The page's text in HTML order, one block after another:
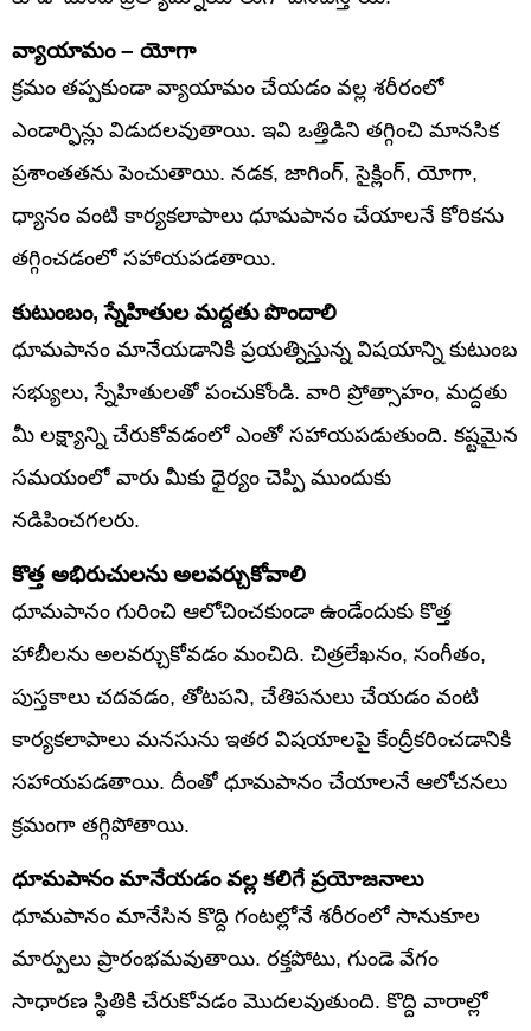
వ్యాయామం – యోగా
క్రమం తప్పకుండా వ్యాయామం చేయడం వల్ల శరీరంలో
ఎండార్ఫిన్లు విడుదలవుతాయి. ఇవి ఒత్తిడిని తగ్గించి మానసిక
ప్రశాంతతను పెంచుతాయి. నడక, జాగింగ్, సైక్లింగ్, యోగా,
ధ్యానం వంటి కార్యకలాపాలు ధూమపానం చేయాలనే కోరికను
తగ్గించడంలో సహాయపడతాయి.
కుటుంబం, స్నేహితుల మద్దతు పొందాలి
ధూమపానం మానేయడానికి ప్రయత్నిస్తున్న విషయాన్ని కుటుంబ
సభ్యులు, స్నేహితులతో పంచుకోండి. వారి ప్రోత్సాహం, మద్దతు
మీ లక్ష్యాన్ని చేరుకోవడంలో ఎంతో సహాయపడుతుంది. కష్టమైన
సమయంలో వారు మీకు ధైర్యం చెప్పి ముందుకు
నడిపించగలరు.
కొత్త అభిరుచులను అలవర్చుకోవాలి
ధూమపానం గురించి ఆలోచించకుండా ఉండేందుకు కొత్త
హాబీలను అలవర్చుకోవడం మంచిది. చిత్రలేఖనం, సంగీతం,
పుస్తకాలు చదవడం, తోటపని, చేతిపనులు చేయడం వంటి
కార్యకలాపాలు మనసును ఇతర విషయాలపై కేంద్రీకరించడానికి
సహాయపడతాయి. దీంతో ధూమపానం చేయాలనే ఆలోచనలు
క్రమంగా తగ్గిపోతాయి.
ధూమపానం మానేయడం వల్ల కలిగే ప్రయోజనాలు
ధూమపానం మానేసిన కొద్ది గంటల్లోనే శరీరంలో సానుకూల
మార్పులు ప్రారంభమవుతాయి. రక్తపోటు, గుండె వేగం
సాధారణ స్థితికి చేరుకోవడం మొదలవుతుంది. కొద్ది వారాల్లో